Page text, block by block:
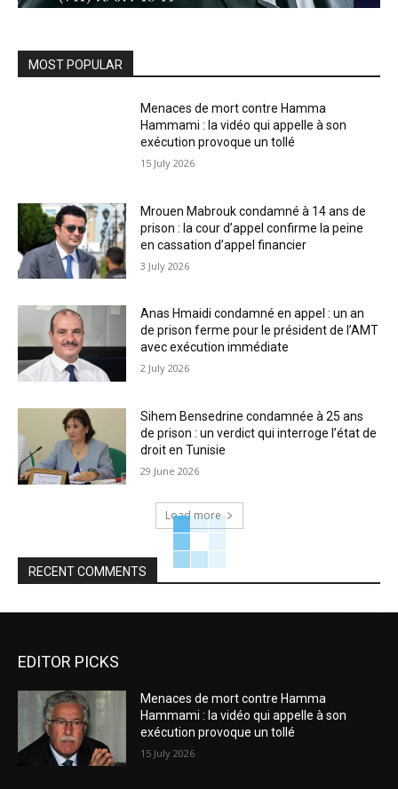
MOST POPULAR
Menaces de mort contre Hamma
Hammami : la vidéo qui appelle à son
exécution provoque un tollé
15 July 2026
Mrouen Mabrouk condamné à 14 ans de
prison : la cour d’appel confirme la peine
en cassation d’appel financier
3 July 2026
Anas Hmaidi condamné en appel : un an
de prison ferme pour le président de l’AMT
avec exécution immédiate
2 July 2026
Sihem Bensedrine condamnée à 25 ans
de prison : un verdict qui interroge l’état de
droit en Tunisie
29 June 2026
Load more
RECENT COMMENTS
EDITOR PICKS
Menaces de mort contre Hamma
Hammami : la vidéo qui appelle à son
exécution provoque un tollé
15 July 2026